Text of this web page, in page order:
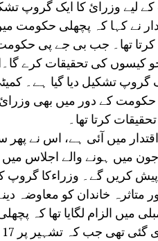
لیے وزرائ کا ایک گروپ
نے کہا کہ پچھلی حکومت
تھا۔ جب بی جے پی حکومت
کیسوں کی تحقیقات کرے
گروپ تشکیل دیا گیا ہے۔
حکومت کے دور میں بھی
کرتا تھا۔
میں آئی ہے، اس نے پھر
میں ہونے والے اجلاس
متاثرہ خاندان کو معاوضہ
پر 17 کروڑ روپے خرچ کیے گئے تھے۔